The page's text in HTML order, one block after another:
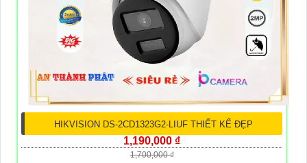
HIKVISION DS-2CD1323G2-LIUF THIẾT KẾ ĐẸP
1,190,000 ₫
1,700,000 ₫